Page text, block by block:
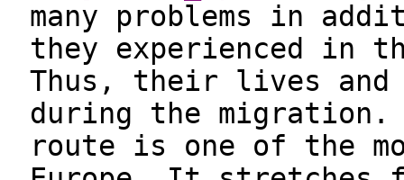
many problems in
they experienced in
Thus, their lives
during the migration.
route is one of the